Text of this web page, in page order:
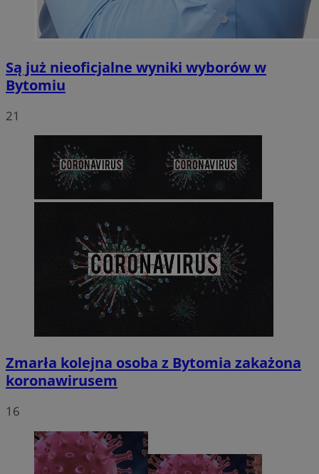
Są już nieoficjalne wyniki wyborów w
Bytomiu
21
Zmarła kolejna osoba z Bytomia zakażona
koronawirusem
16